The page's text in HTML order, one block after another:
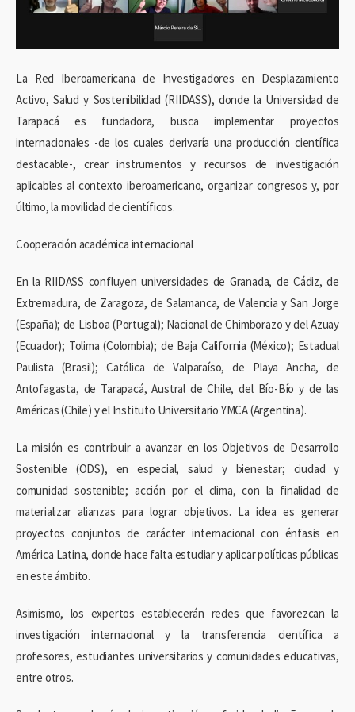
La Red Iberoamericana de Investigadores en Desplazamiento
Activo, Salud y Sostenibilidad (RIIDASS), donde la Universidad de
Tarapacá es fundadora, busca implementar proyectos
internacionales -de los cuales derivaría una producción científica
destacable-, crear instrumentos y recursos de investigación
aplicables al contexto iberoamericano, organizar congresos y, por
último, la movilidad de científicos.
Cooperación académica internacional
En la RIIDASS confluyen universidades de Granada, de Cádiz, de
Extremadura, de Zaragoza, de Salamanca, de Valencia y San Jorge
(España); de Lisboa (Portugal); Nacional de Chimborazo y del Azuay
(Ecuador); Tolima (Colombia); de Baja California (México); Estadual
Paulista (Brasil); Católica de Valparaíso, de Playa Ancha, de
Antofagasta, de Tarapacá, Austral de Chile, del Bío-Bío y de las
Américas (Chile) y el Instituto Universitario YMCA (Argentina).
La misión es contribuir a avanzar en los Objetivos de Desarrollo
Sostenible (ODS), en especial, salud y bienestar; ciudad y
comunidad sostenible; acción por el clima, con la finalidad de
materializar alianzas para lograr objetivos. La idea es generar
proyectos conjuntos de carácter internacional con énfasis en
América Latina, donde hace falta estudiar y aplicar políticas públicas
en este ámbito.
Asimismo, los expertos establecerán redes que favorezcan la
investigación internacional y la transferencia científica a
profesores, estudiantes universitarios y comunidades educativas,
entre otros.